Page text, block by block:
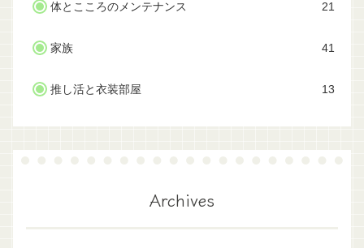
体とこころのメンテナンス 21
家族 41
推し活と衣装部屋 13
Archives